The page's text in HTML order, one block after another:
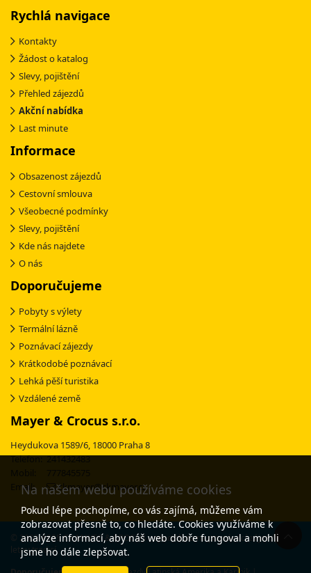
Rychlá navigace
Kontakty
Žádost o katalog
Slevy, pojištění
Přehled zájezdů
Akční nabídka
Last minute
Informace
Obsazenost zájezdů
Cestovní smlouva
Všeobecné podmínky
Slevy, pojištění
Kde nás najdete
O nás
Doporučujeme
Pobyty s výlety
Termální lázně
Poznávací zájezdy
Krátkodobé poznávací
Lehká pěší turistika
Vzdálené země
Mayer & Crocus s.r.o.
Heydukova 1589/6, 18000 Praha 8
Telefon: 241432483
Email:
ckmayer@ckmayer.cz
© 2003-2025 CK MAYER & CROCUS - specialista na poznávací zájezdy s 30-
letou tradicí
Na našem webu používáme cookies
Pokud lépe pochopíme, co vás zajímá, můžeme vám
zobrazovat přesně to, co hledáte. Cookies využíváme k
analýze informací, aby náš web dobře fungoval a mohli
jsme ho dále zlepšovat.